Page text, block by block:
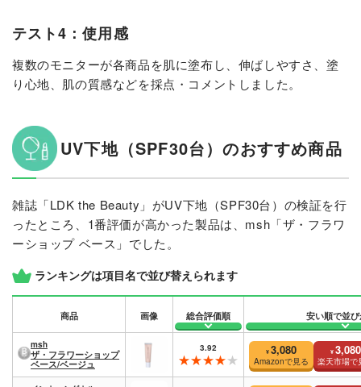
テスト4：使用感
複数のモニターが各商品を肌に塗布し、伸ばしやすさ、塗
り心地、肌の質感などを採点・コメントしました。
UV下地（SPF30台）のおすすめ商品
雑誌「LDK the Beauty」がUV下地（SPF30台）の検証を行
ったところ、1番評価が高かった製品は、msh「ザ・フラワ
ーショップ ベース」でした。
ランキングは項目名で並び替えられます
商品 画像 総合評価順 安い順で並
msh
ザ・フラワーショップ
ベース/ベージュ
3.92 ¥ 3,080
Amazonで見る
¥ 3,080
楽天市場で